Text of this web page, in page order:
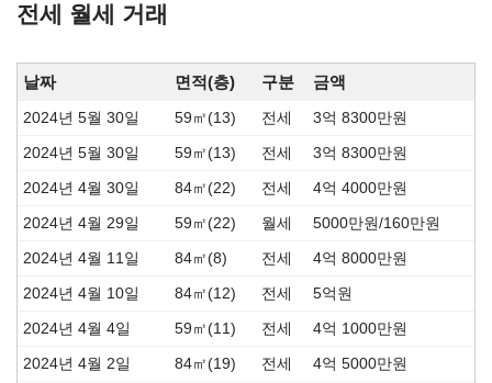
전세 월세 거래
날짜 면적(층) 구분 금액
2024년 5월 30일 59㎡(13) 전세 3억 8300만원
2024년 5월 30일 59㎡(13) 전세 3억 8300만원
2024년 4월 30일 84㎡(22) 전세 4억 4000만원
2024년 4월 29일 59㎡(22) 월세 5000만원/160만원
2024년 4월 11일 84㎡(8) 전세 4억 8000만원
2024년 4월 10일 84㎡(12) 전세 5억원
2024년 4월 4일 59㎡(11) 전세 4억 1000만원
2024년 4월 2일 84㎡(19) 전세 4억 5000만원